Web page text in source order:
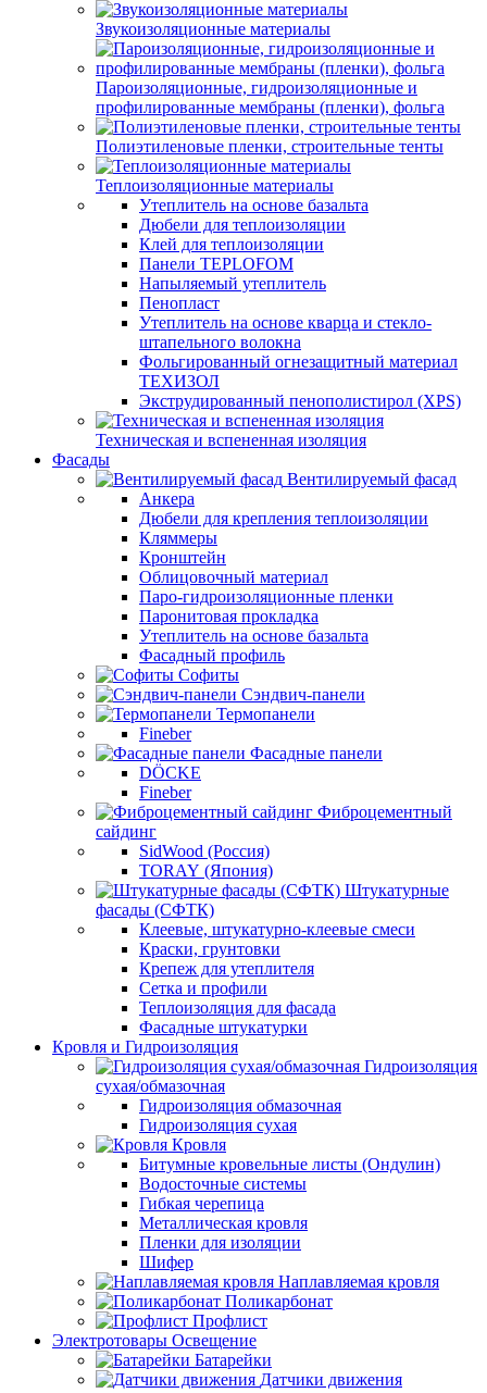
Звукоизоляционные материалы
Пароизоляционные, гидроизоляционные и
профилированные мембраны (пленки), фольга
Полиэтиленовые пленки, строительные тенты
Теплоизоляционные материалы
Утеплитель на основе базальта
Дюбели для теплоизоляции
Клей для теплоизоляции
Панели TEPLOFOM
Напыляемый утеплитель
Пенопласт
Утеплитель на основе кварца и стекло-
штапельного волокна
Фольгированный огнезащитный материал
ТЕХИЗОЛ
Экструдированный пенополистирол (XPS)
Техническая и вспененная изоляция
Фасады
Вентилируемый фасад
Анкера
Дюбели для крепления теплоизоляции
Кляммеры
Кронштейн
Облицовочный материал
Паро-гидроизоляционные пленки
Паронитовая прокладка
Утеплитель на основе базальта
Фасадный профиль
Софиты
Сэндвич-панели
Термопанели
Fineber
Фасадные панели
DÖCKE
Fineber
Фиброцементный
сайдинг
SidWood (Россия)
TORAY (Япония)
Штукатурные
фасады (СФТК)
Клеевые, штукатурно-клеевые смеси
Краски, грунтовки
Крепеж для утеплителя
Сетка и профили
Теплоизоляция для фасада
Фасадные штукатурки
Кровля и Гидроизоляция
Гидроизоляция
сухая/обмазочная
Гидроизоляция обмазочная
Гидроизоляция сухая
Кровля
Битумные кровельные листы (Ондулин)
Водосточные системы
Гибкая черепица
Металлическая кровля
Пленки для изоляции
Шифер
Наплавляемая кровля
Поликарбонат
Профлист
Электротовары Освещение
Батарейки
Датчики движения